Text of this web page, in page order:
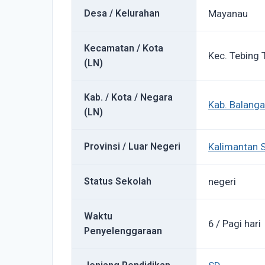
Desa / Kelurahan Mayanau
Kecamatan / Kota
(LN)
Kec. Tebing
Kab. / Kota / Negara
(LN)
Kab.
Provinsi / Luar Negeri Kalimantan
Status Sekolah negeri
Waktu
Penyelenggaraan
6 / Pagi hari